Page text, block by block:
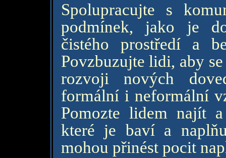
Spolupracujte s
podmínek, jako je
čistého prostředí a
Povzbuzujte lidi, aby
rozvoji nových
formální i neformální
Pomozte lidem najít
které je baví a
mohou přinést pocit